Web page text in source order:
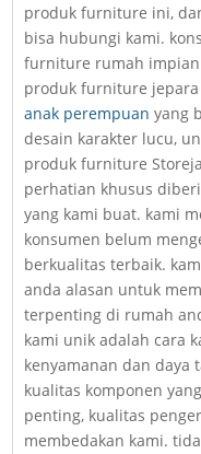
produk furniture ini,
bisa hubungi kami.
furniture rumah
produk furniture
anak perempuan yang
desain karakter lucu,
produk furniture
perhatian khusus
yang kami buat. kami
konsumen belum
berkualitas terbaik.
anda alasan untuk
terpenting di rumah
kami unik adalah cara
kenyamanan dan daya
kualitas komponen
penting, kualitas
membedakan kami.